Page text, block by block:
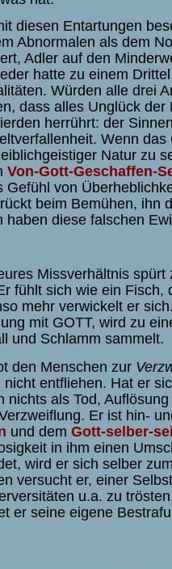
diesen Entartungen
Abnormalen als dem
Adler auf den
hatte zu einem
Würden alle drei
dass alles Unglück der
herrührt: der
Wenn
Natur zu
Von-Gott-Geschaffen-
von
beim Bemühen, ihn
diese falschen
Missverhältnis spürt
fühlt sich wie ein Fisch,
mehr verwickelt er
mit GOTT, wird zu
und Schlamm sammelt.
den Menschen zur
nicht entfliehen. Hat er
als Tod, Auflösung
Er ist hin-
und dem Gott-selber-
in ihm einen
wird er sich selber
versucht er, einer
u.a. zu
er seine eigene